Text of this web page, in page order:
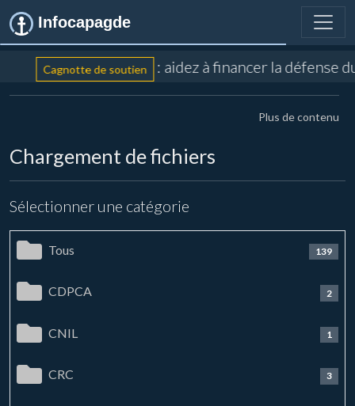
Infocapagde
Cagnotte de soutien : aidez à financer la défense
Plus de contenu
Chargement de fichiers
Sélectionner une catégorie
Tous 139
CDPCA 2
CNIL 1
CRC 3